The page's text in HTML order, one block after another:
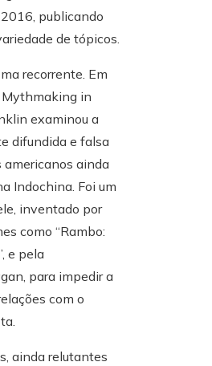
publicando
de tópicos.
recorrente. Em
Mythmaking in
examinou a
difundida e falsa
americanos ainda
Indochina. Foi um
inventado por
como “Rambo:
e pela
para impedir a
com o
ainda relutantes